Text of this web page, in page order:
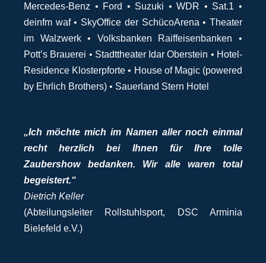
Mercedes-Benz • Ford • Suzuki • WDR • Sat.1 •
deinfm waf • SkyOffice der SchücoArena • Theater
im Walzwerk • Volksbanken Raiffeisenbanken •
Pott’s Brauerei • Stadttheater Idar Oberstein • Hotel-
Residence Klosterpforte • House of Magic (powered
by Ehrlich Brothers) • Sauerland Stern Hotel
„Ich möchte mich im Namen aller noch einmal
recht herzlich bei Ihnen für Ihre tolle
Zaubershow bedanken. Wir alle waren total
begeistert.“
Dietrich Keller
(Abteilungsleiter Rollstuhlsport, DSC Arminia
Bielefeld e.V.)